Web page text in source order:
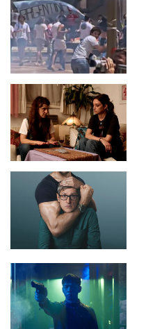
Imagen
Imagen
Imagen